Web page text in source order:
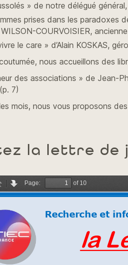
» de notre délégué
prises dans les paradoxes
COURVOISIER,
le care » d’Alain KOSKAS,
nous accueillons des
des associations » de Jean-
7)
mois, nous vous proposons
la lettre de